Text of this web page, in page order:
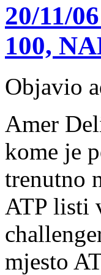
20/11/
100,
Objavio
Amer
kome je
trenutno
ATP listi
mjesto